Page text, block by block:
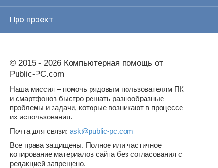
Про проект
© 2015 - 2026 Компьютерная помощь от
Public-PC.com
Наша миссия – помочь рядовым пользователям ПК
и смартфонов быстро решать разнообразные
проблемы и задачи, которые возникают в процессе
их использования.
Почта для связи: ask@public-pc.com
Все права защищены. Полное или частичное
копирование материалов сайта без согласования с
редакцией запрещено.